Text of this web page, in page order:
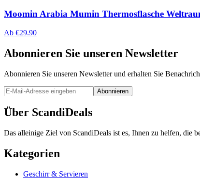
Moomin Arabia Mumin Thermosflasche
Ab €29.90
Abonnieren Sie unseren Newsletter
Abonnieren Sie unseren Newsletter und erhalten Sie
Abonnieren
Über ScandiDeals
Das alleinige Ziel von ScandiDeals ist es, Ihnen zu helfen, die
Kategorien
Geschirr & Servieren